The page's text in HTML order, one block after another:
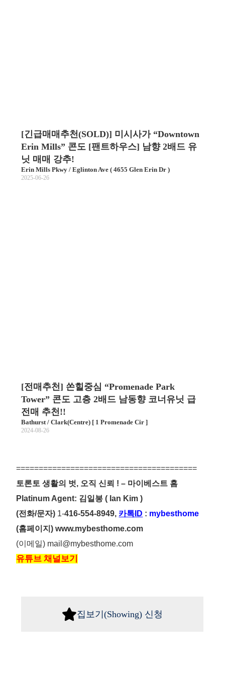
[긴급매매추천(SOLD)] 미시사가 “Downtown
Erin Mills” 콘도 [팬트하우스] 남향 2배드 유
닛 매매 강추!
Erin Mills Pkwy / Eglinton Ave ( 4655 Glen Erin Dr )
2025-06-26
[전매추천] 쏜힐중심 “Promenade Park
Tower” 콘도 고층 2배드 남동향 코너유닛 급
전매 추천!!
Bathurst / Clark(Centre) [ 1 Promenade Cir ]
2024-08-26
========================================
토론토 생활의 벗, 오직 신뢰 ! – 마이베스트 홈
Platinum Agent: 김일봉 ( Ian Kim )
(전화/문자) 1-416-554-8949, 카톡ID : mybesthome
(홈페이지) www.mybesthome.com
(이메일) mail@mybesthome.com
유튜브 채널보기
집보기(Showing) 신청